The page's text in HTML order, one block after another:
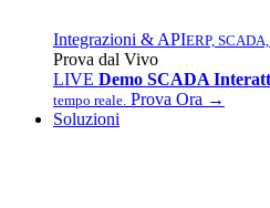
Integrazioni & APIERP,
Prova dal Vivo
LIVE Demo SCADA
tempo reale. Prova Ora →
Soluzioni